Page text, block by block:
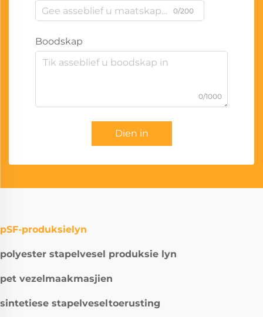
0/200
Boodskap
0/1000
Dien in
pSF-produksielyn
polyester stapelvesel produksie lyn
pet vezelmaakmasjien
sintetiese stapelveseltoerusting